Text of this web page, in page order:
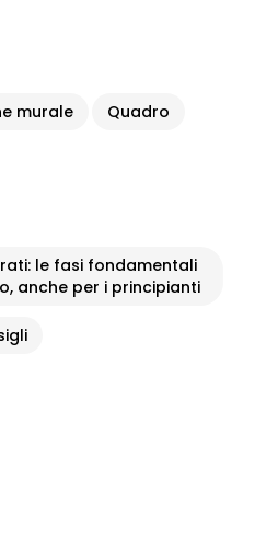
murale Quadro
le fasi fondamentali
anche per i principianti